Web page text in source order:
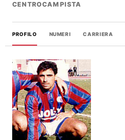
CENTROCAMPISTA
PROFILO NUMERI CARRIERA